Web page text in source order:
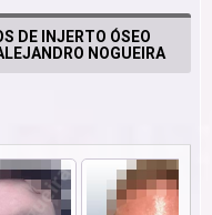
DE INJERTO ÓSEO
NOGUEIRA